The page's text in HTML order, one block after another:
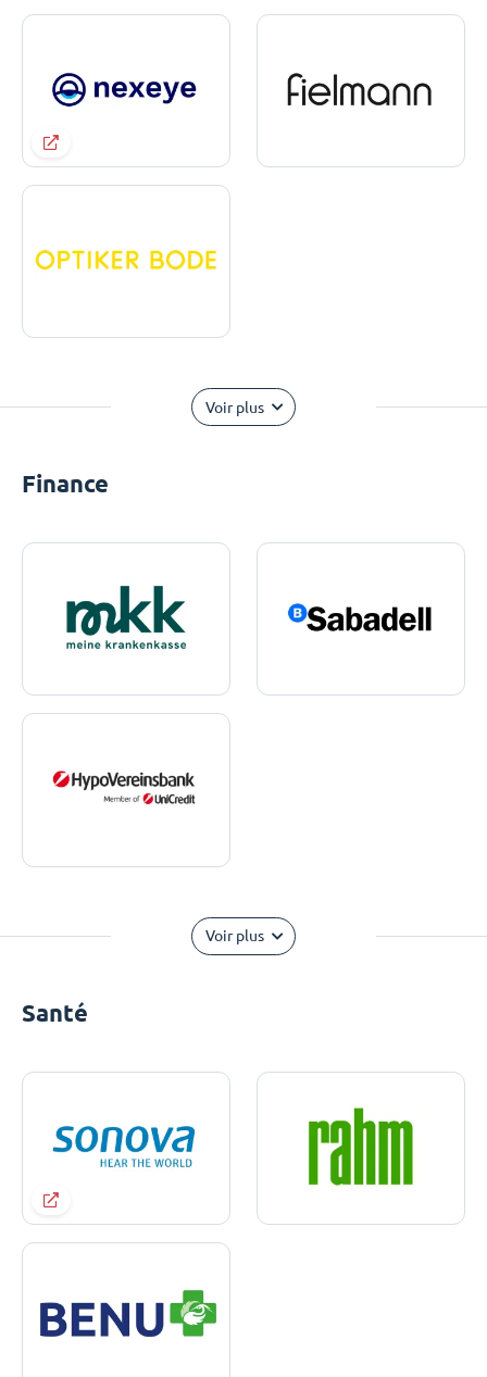
Voir plus
Finance
Voir plus
Santé